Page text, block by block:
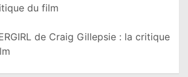
du film
de Craig Gillepsie : la critique